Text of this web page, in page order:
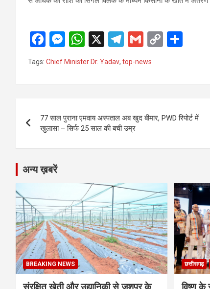
F
a
ce
b
o
k
M
es
se
n
er
W
h
at
s
p
p
X
T
e
gr
m
G
ail
C
Li
k
e
Tags: Chief Minister Dr. Yadav, top-news
navigation
77 साल पुराना एमवाय अस्पताल अब खुद बीमार, PWD रिपोर्ट में
खुलासा – सिर्फ 25 साल की बची उम्र
अन्य ख़बरें
BREAKING NEWS छत्तीसगढ़